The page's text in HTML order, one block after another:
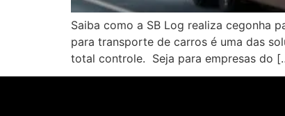
Saiba como a SB Log realiza cegonha
para transporte de carros é uma das
total controle. Seja para empresas do